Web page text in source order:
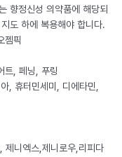
향정신성 의약품에 해당되
도 하에 복용해야 합니다.
젬픽
, 페닝, 푸링
휴터민세미, 디에타민,
니엑스,제니로우,리피다